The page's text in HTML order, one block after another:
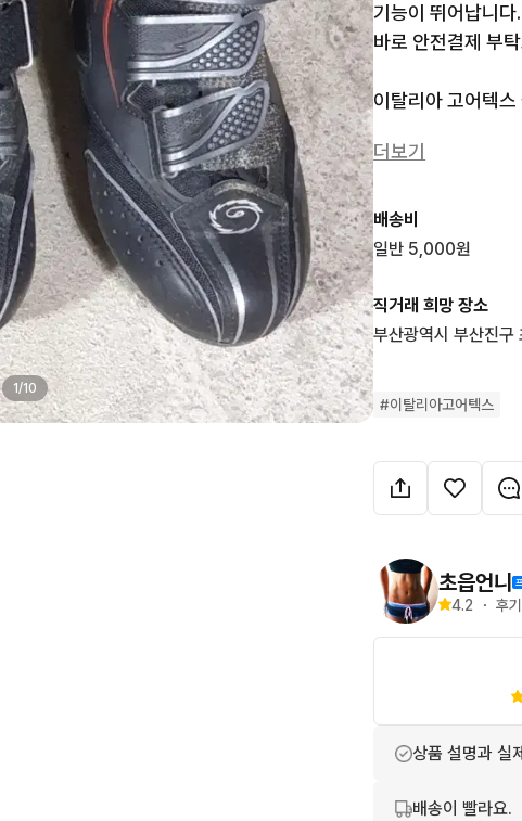
1/10
기능이 뛰어납니
바로 안전결제 부
이탈리아 고어텍
3번
🔥 이탈리아 고어
🔥 250mm
✔ 브랜드
✔ 제품특징
전부 GORE-TEX
겨울용 MTB / 로드
✔ 가격
👉 3켤레 일괄
👉 고어텍스 제품
더보기
배송비
일반 5,000원
직거래 희망 장소
부산광역시 부산진구
#이탈리아고어텍스
초읍언니
4.2 ・ 후
상품 설명과 실
배송이 빨라요.